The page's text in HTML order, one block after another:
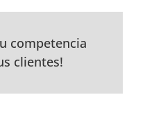
competencia
clientes!